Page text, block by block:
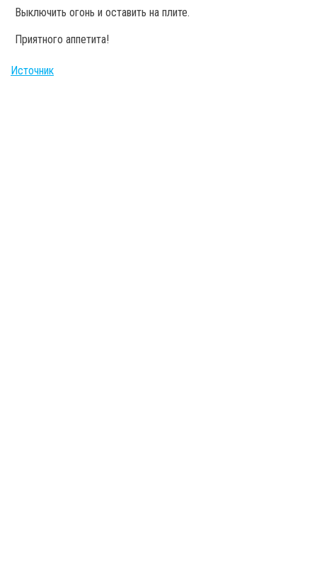
Выключить огонь и оставить на плите.
Приятного аппетита!
Источник